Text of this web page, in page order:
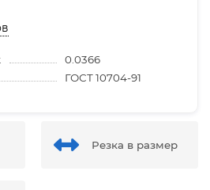
0.0366
ГОСТ 10704-91
Резка в размер